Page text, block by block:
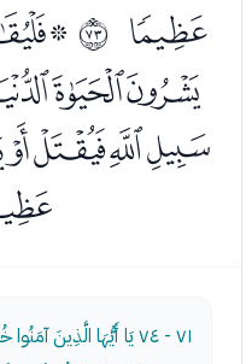
ﯥ ﱈ
٧١ - ٧٤
يَا أَيُّهَا الَّذِينَ